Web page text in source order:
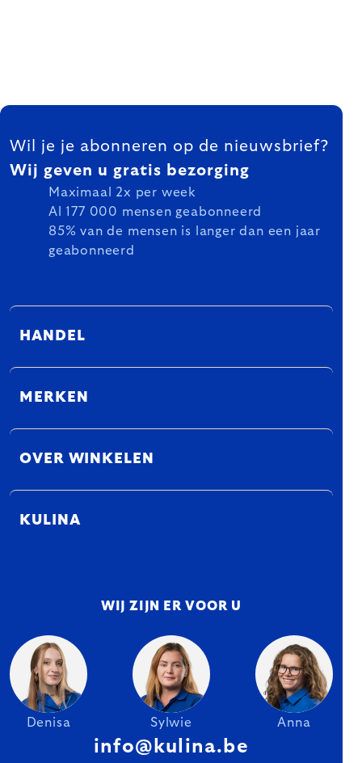
FOOTER
Wil je je abonneren op de nieuwsbrief?
Wij geven u gratis bezorging
Maximaal 2x per week
Al 177 000 mensen geabonneerd
85% van de mensen is langer dan een jaar
geabonneerd
HANDEL
MERKEN
OVER WINKELEN
KULINA
WIJ ZIJN ER VOOR U
Denisa Sylwie Anna
info@kulina.be